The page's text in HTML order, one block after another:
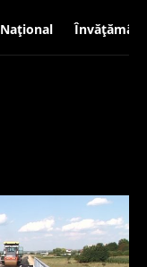
Național Învățământ